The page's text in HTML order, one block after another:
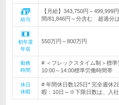
給与
【月給】343,750円～
間/81,846円～分含む 超過分
初年度
年収
550万円～800万円
勤務
時間
# ＜フレックスタイム制＞標
10:00～14:00標準労働時間帯
休日
休暇
# 年間休日数125日* 完全週休2
暇：10日～※下限日数は、入